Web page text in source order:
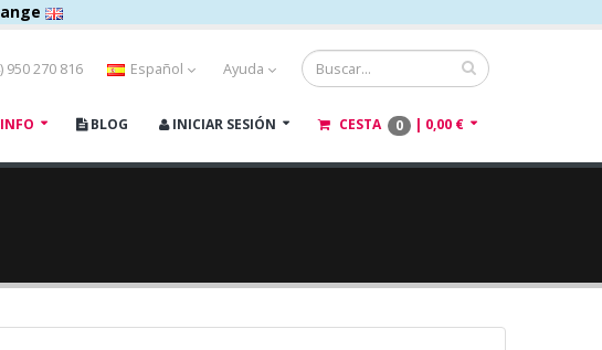
950 270 816 Español Ayuda
INFO BLOG INICIAR SESIÓN CESTA 0 | 0,00 €